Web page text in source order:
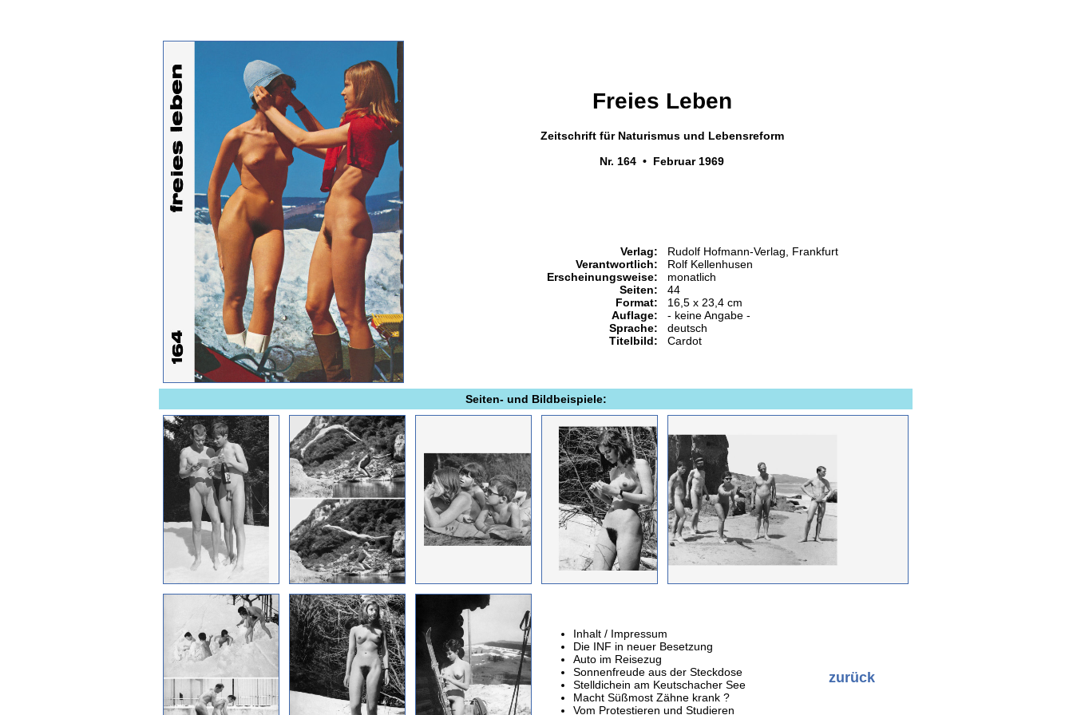
Freies Leben
Zeitschrift für Naturismus und Lebensreform
Nr. 164 • Februar 1969
Verlag:
Verantwortlich:
Erscheinungsweise:
Seiten:
Format:
Auflage:
Sprache:
Titelbild:
Rudolf Hofmann-Verlag, Frankfurt
Rolf Kellenhusen
monatlich
44
16,5 x 23,4 cm
- keine Angabe -
deutsch
Cardot
Seiten- und Bildbeispiele:
Inhalt / Impressum
Die INF in neuer Besetzung
Auto im Reisezug
Sonnenfreude aus der Steckdose
Stelldichein am Keutschacher See
Macht Süßmost Zähne krank ?
Vom Protestieren und Studieren
zurück